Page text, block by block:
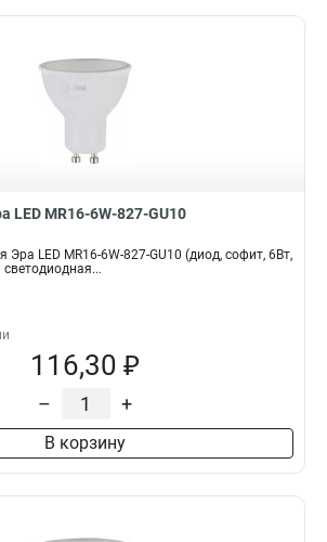
LED MR16-6W-827-GU10
LED MR16-6W-827-GU10 (диод, софит, 6Вт,
116,30 ₽
– +
В корзину